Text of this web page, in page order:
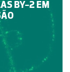
BY-2 EM